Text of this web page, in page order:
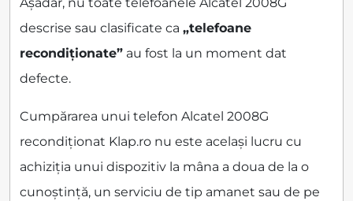
Așadar, nu toate telefoanele Alcatel 2008G
descrise sau clasificate ca „telefoane
recondiționate” au fost la un moment dat
defecte.
Cumpărarea unui telefon Alcatel 2008G
recondiționat Klap.ro nu este același lucru cu
achiziția unui dispozitiv la mâna a doua de la o
cunoștință, un serviciu de tip amanet sau de pe